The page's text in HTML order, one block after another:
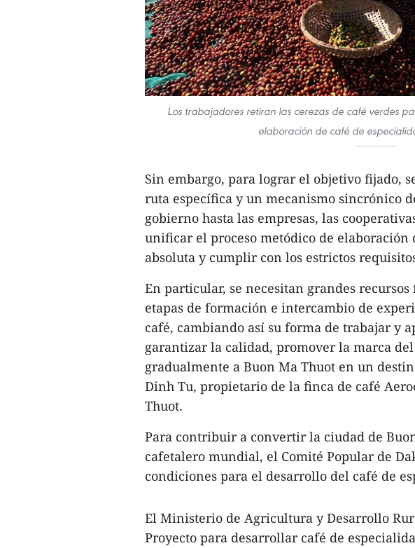
Los trabajadores retiran las cerezas de café verdes
elaboración de café de
Sin embargo, para lograr el objetivo fijado,
ruta específica y un mecanismo sincrónico
gobierno hasta las empresas, las
unificar el proceso metódico de
absoluta y cumplir con los estrictos
En particular, se necesitan grandes
etapas de formación e intercambio de
café, cambiando así su forma de trabajar y
garantizar la calidad, promover la marca
gradualmente a Buon Ma Thuot en un
Dinh Tu, propietario de la finca de café
Thuot.
Para contribuir a convertir la ciudad de
cafetalero mundial, el Comité Popular de
condiciones para el desarrollo del café de
El Ministerio de Agricultura y Desarrollo
Proyecto para desarrollar café de